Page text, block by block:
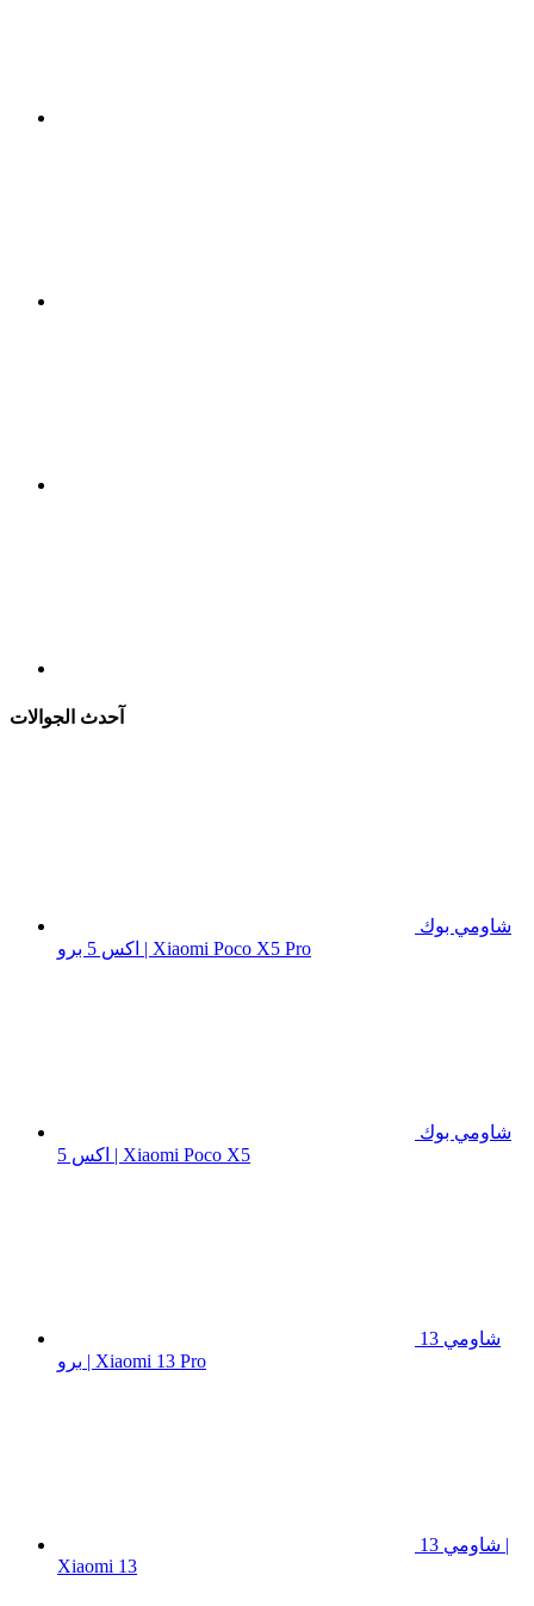
آحدث الجوالات
شاومي بوك
اكس 5 برو | Xiaomi Poco X5 Pro
شاومي بوك
اكس 5 | Xiaomi Poco X5
شاومي 13
برو | Xiaomi 13 Pro
شاومي 13 |
Xiaomi 13